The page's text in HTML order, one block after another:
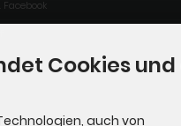
Facebook
Cookies
auch von